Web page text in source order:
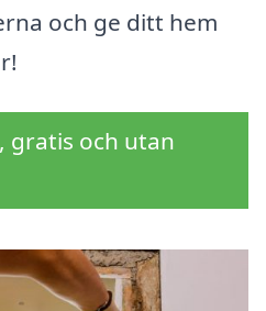
och ge ditt hem
gratis och utan